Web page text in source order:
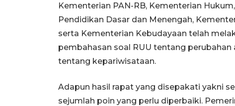
Kementerian PAN-RB, Kementerian
Pendidikan Dasar dan Menengah,
serta Kementerian Kebudayaan telah
pembahasan soal RUU tentang
tentang kepariwisataan.
Adapun hasil rapat yang disepakati yakni
sejumlah poin yang perlu diperbaiki.